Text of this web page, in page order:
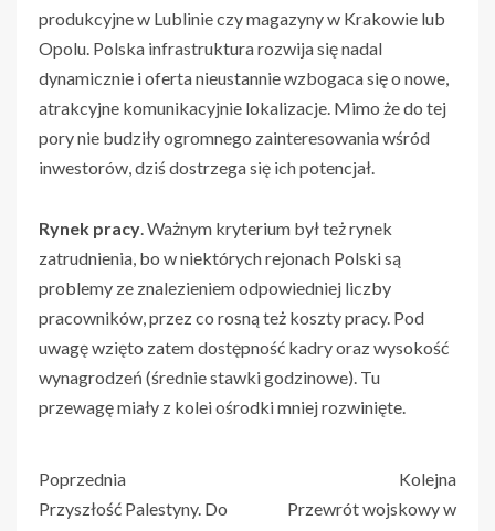
produkcyjne w Lublinie czy magazyny w Krakowie lub
Opolu. Polska infrastruktura rozwija się nadal
dynamicznie i oferta nieustannie wzbogaca się o nowe,
atrakcyjne komunikacyjnie lokalizacje. Mimo że do tej
pory nie budziły ogromnego zainteresowania wśród
inwestorów, dziś dostrzega się ich potencjał.
Rynek pracy . Ważnym kryterium był też rynek
zatrudnienia, bo w niektórych rejonach Polski są
problemy ze znalezieniem odpowiedniej liczby
pracowników, przez co rosną też koszty pracy. Pod
uwagę wzięto zatem dostępność kadry oraz wysokość
wynagrodzeń (średnie stawki godzinowe). Tu
przewagę miały z kolei ośrodki mniej rozwinięte.
Poprzednia
Przyszłość Palestyny. Do
Kolejna
Przewrót wojskowy w